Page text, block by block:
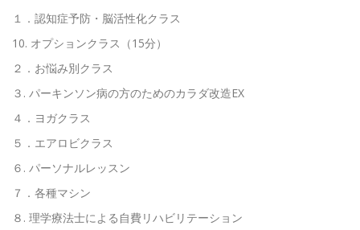
スタッフ紹介／求人情報
よくある質問(FAQ) アクセス・お問合せ
パーキンソン病関連記事
１．認知症予防・脳活性化クラス
10. オプションクラス（15分）
２．お悩み別クラス
３. パーキンソン病の方のためのカラダ改造EX
４．ヨガクラス
５．エアロビクラス
６. パーソナルレッスン
７．各種マシン
８. 理学療法士による自費リハビリテーション